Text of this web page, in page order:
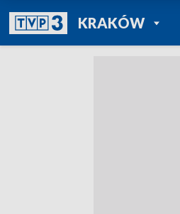
KRAKÓWPOWRÓT DO
TVP REGIONY